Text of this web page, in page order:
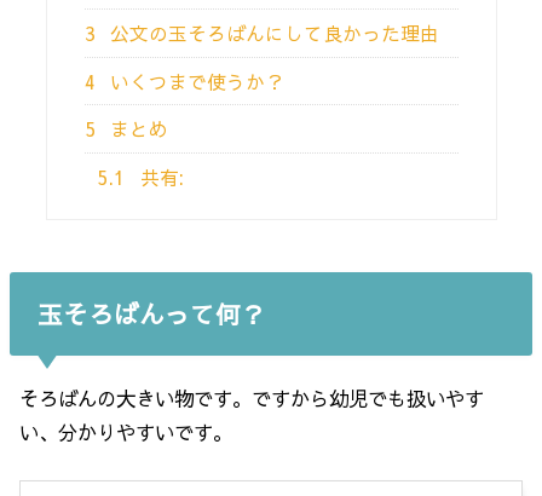
3
公文の玉そろばんにして良かった理由
4
いくつまで使うか？
5
まとめ
5.1
共有:
玉そろばんって何？
そろばんの大きい物です。ですから幼児でも扱いやす
い、分かりやすいです。